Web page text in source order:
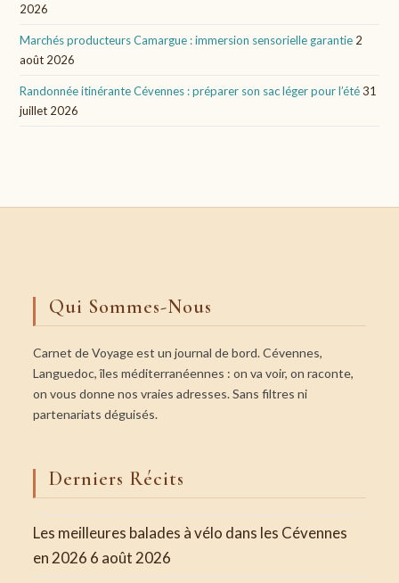
2026
Marchés producteurs Camargue : immersion sensorielle garantie 2
août 2026
Randonnée itinérante Cévennes : préparer son sac léger pour l’été 31
juillet 2026
Qui Sommes-Nous
Carnet de Voyage est un journal de bord. Cévennes,
Languedoc, îles méditerranéennes : on va voir, on raconte,
on vous donne nos vraies adresses. Sans filtres ni
partenariats déguisés.
Derniers Récits
Les meilleures balades à vélo dans les Cévennes
en 2026 6 août 2026